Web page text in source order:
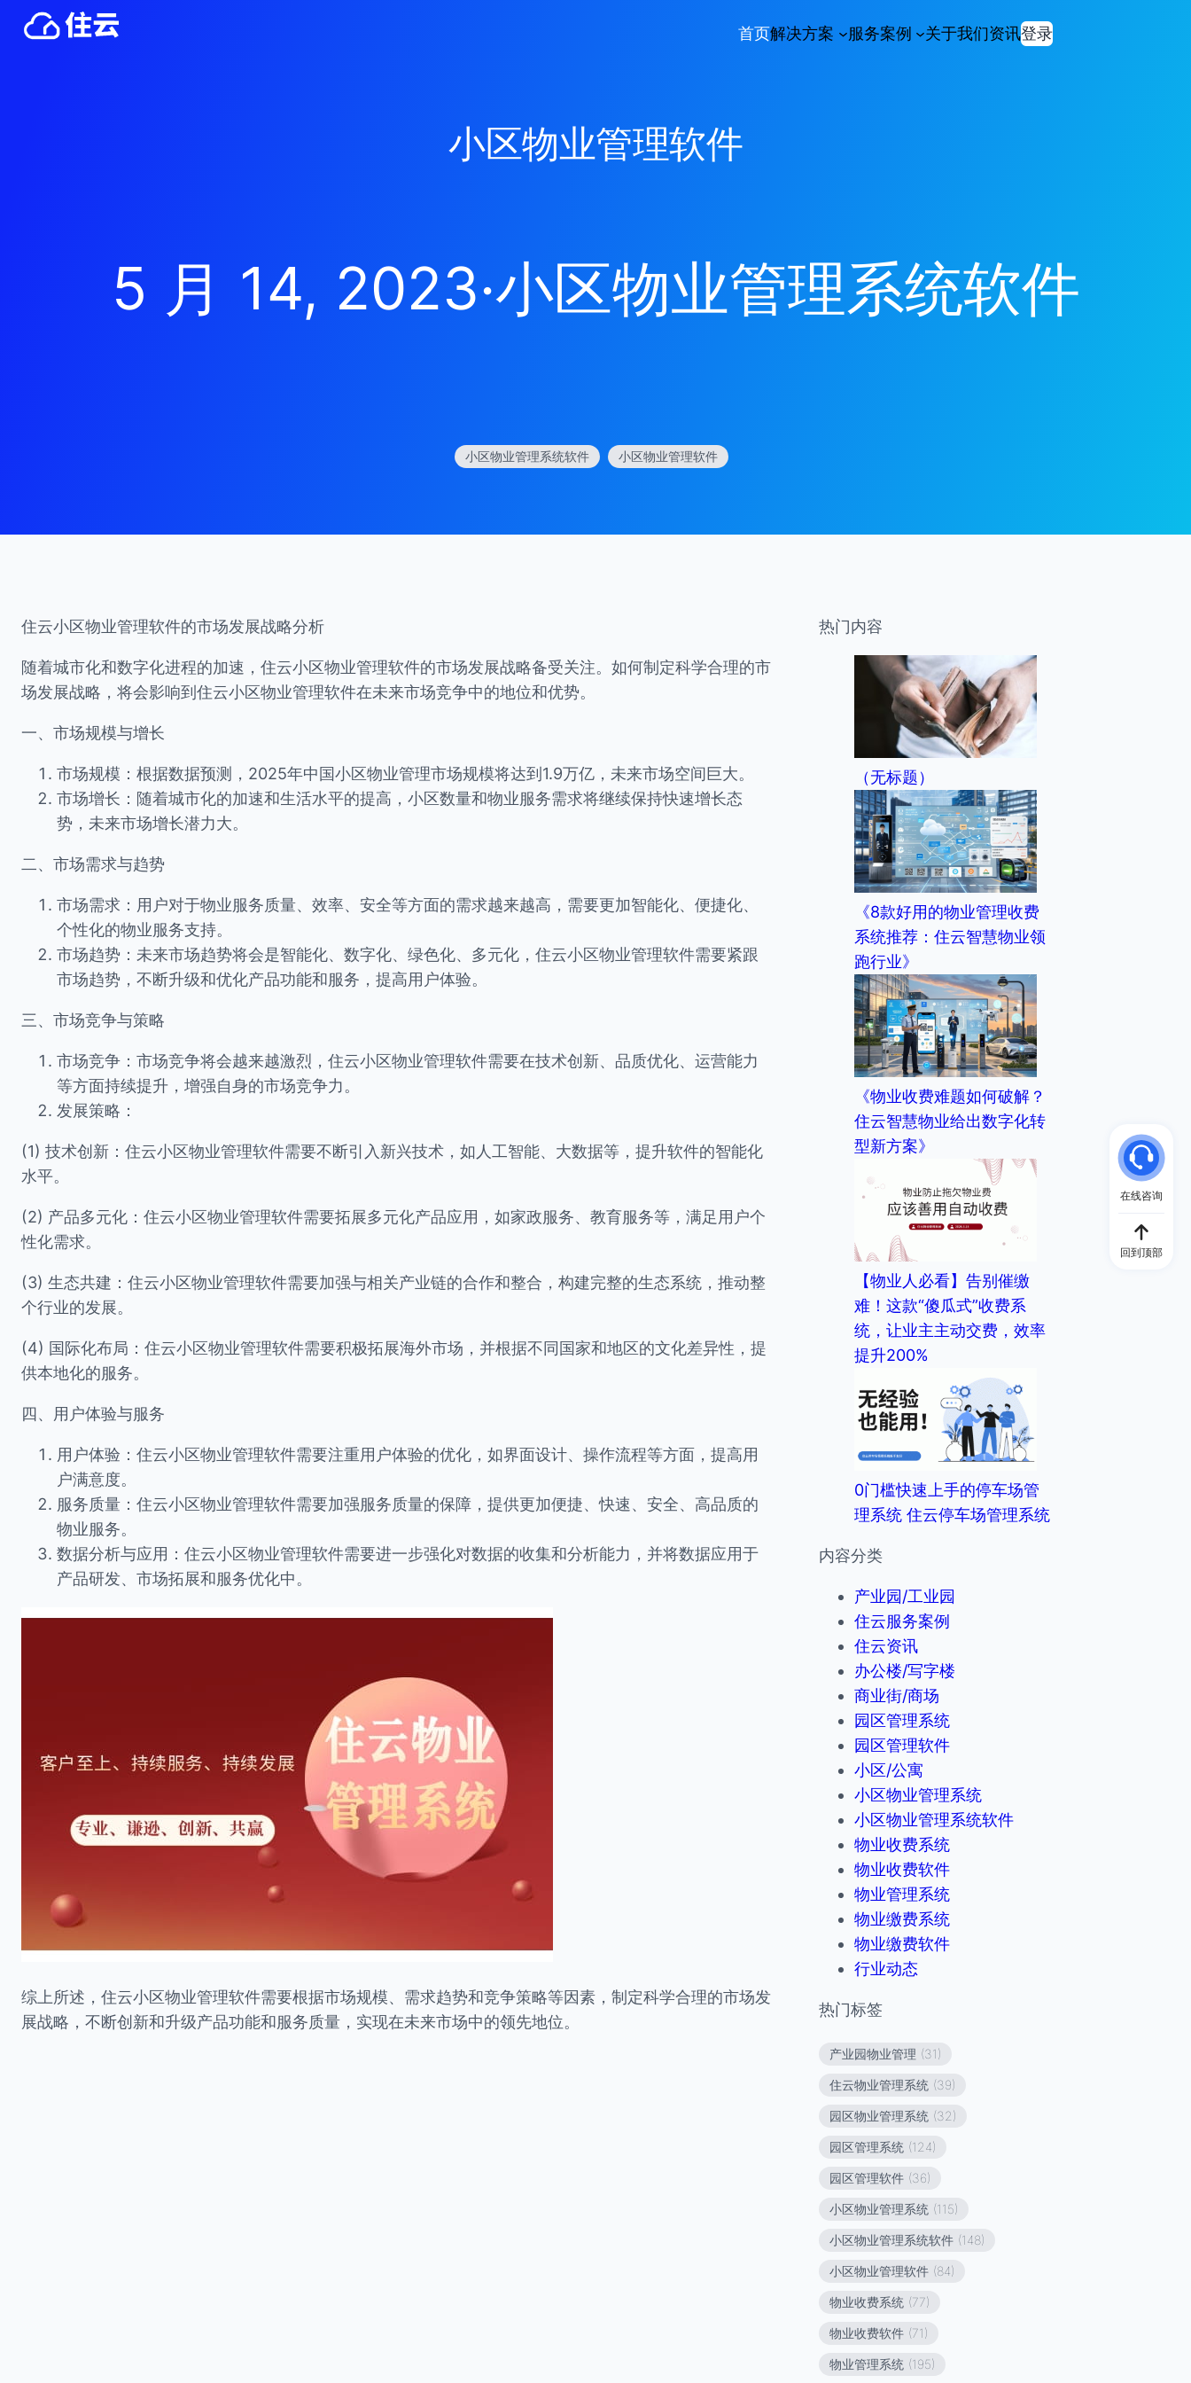
首页解决方案 服务案例 关于我们资讯登录
小区物业管理软件
5 月 14, 2023·小区物业管理系统软件
小区物业管理系统软件 小区物业管理软件
住云小区物业管理软件的市场发展战略分析
随着城市化和数字化进程的加速，住云小区物业管理软件的市场发展战略备受关注。如何制定科学合理的市
场发展战略，将会影响到住云小区物业管理软件在未来市场竞争中的地位和优势。
一、市场规模与增长
市场规模：根据数据预测，2025年中国小区物业管理市场规模将达到1.9万亿，未来市场空间巨大。
市场增长：随着城市化的加速和生活水平的提高，小区数量和物业服务需求将继续保持快速增长态
势，未来市场增长潜力大。
二、市场需求与趋势
市场需求：用户对于物业服务质量、效率、安全等方面的需求越来越高，需要更加智能化、便捷化、
个性化的物业服务支持。
市场趋势：未来市场趋势将会是智能化、数字化、绿色化、多元化，住云小区物业管理软件需要紧跟
市场趋势，不断升级和优化产品功能和服务，提高用户体验。
三、市场竞争与策略
市场竞争：市场竞争将会越来越激烈，住云小区物业管理软件需要在技术创新、品质优化、运营能力
等方面持续提升，增强自身的市场竞争力。
发展策略：
(1) 技术创新：住云小区物业管理软件需要不断引入新兴技术，如人工智能、大数据等，提升软件的智能化
水平。
(2) 产品多元化：住云小区物业管理软件需要拓展多元化产品应用，如家政服务、教育服务等，满足用户个
性化需求。
(3) 生态共建：住云小区物业管理软件需要加强与相关产业链的合作和整合，构建完整的生态系统，推动整
个行业的发展。
(4) 国际化布局：住云小区物业管理软件需要积极拓展海外市场，并根据不同国家和地区的文化差异性，提
供本地化的服务。
四、用户体验与服务
用户体验：住云小区物业管理软件需要注重用户体验的优化，如界面设计、操作流程等方面，提高用
户满意度。
服务质量：住云小区物业管理软件需要加强服务质量的保障，提供更加便捷、快速、安全、高品质的
物业服务。
数据分析与应用：住云小区物业管理软件需要进一步强化对数据的收集和分析能力，并将数据应用于
产品研发、市场拓展和服务优化中。
综上所述，住云小区物业管理软件需要根据市场规模、需求趋势和竞争策略等因素，制定科学合理的市场发
展战略，不断创新和升级产品功能和服务质量，实现在未来市场中的领先地位。
热门内容
（无标题）
《8款好用的物业管理收费
系统推荐：住云智慧物业领
跑行业》
《物业收费难题如何破解？
住云智慧物业给出数字化转
型新方案》
【物业人必看】告别催缴
难！这款“傻瓜式”收费系
统，让业主主动交费，效率
提升200%
0门槛快速上手的停车场管
理系统 住云停车场管理系统
内容分类
产业园/工业园
住云服务案例
住云资讯
办公楼/写字楼
商业街/商场
园区管理系统
园区管理软件
小区/公寓
小区物业管理系统
小区物业管理系统软件
物业收费系统
物业收费软件
物业管理系统
物业缴费系统
物业缴费软件
行业动态
热门标签
产业园物业管理 (31)
住云物业管理系统 (39)
园区物业管理系统 (32)
园区管理系统 (124)
园区管理软件 (36)
小区物业管理系统 (115)
小区物业管理系统软件 (148)
小区物业管理软件 (84)
物业收费系统 (77)
物业收费软件 (71)
物业管理系统 (195)
在线咨询
回到顶部